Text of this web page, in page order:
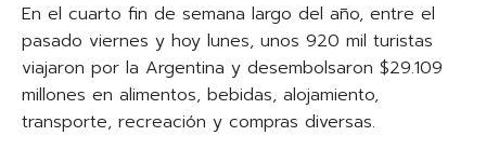
En el cuarto fin de semana largo del año, entre el
pasado viernes y hoy lunes, unos 920 mil turistas
viajaron por la Argentina y desembolsaron $29.109
millones en alimentos, bebidas, alojamiento,
transporte, recreación y compras diversas.